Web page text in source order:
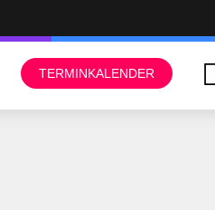
TERMINKALENDER